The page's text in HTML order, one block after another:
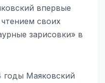
впервые
своих
зарисовки» в
годы Маяковский